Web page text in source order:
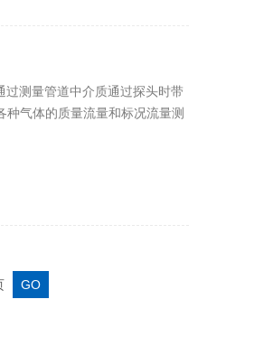
测量管道中介质通过探头时带
气体的质量流量和标况流量测